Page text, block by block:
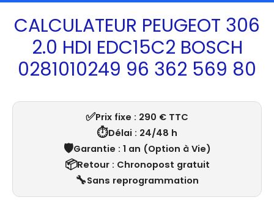
CALCULATEUR PEUGEOT 306
2.0 HDI EDC15C2 BOSCH
0281010249 96 362 569 80
✅Prix fixe : 290 € TTC
⏱️Délai : 24/48 h
🛡️Garantie : 1 an (Option à Vie)
📦Retour : Chronopost gratuit
🔧Sans reprogrammation